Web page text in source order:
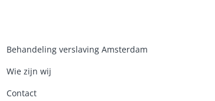
Behandeling verslaving Amsterdam
Wie zijn wij
Contact